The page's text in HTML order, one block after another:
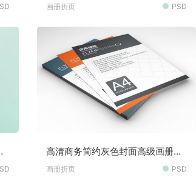
画册折页 PSD
高清商务简约灰色封面高级画册样
机素材
画册折页 PSD